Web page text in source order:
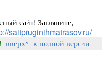
сайт! Загляните,
saitpruginihmatrasov.ru/
вверх^ к полной версии